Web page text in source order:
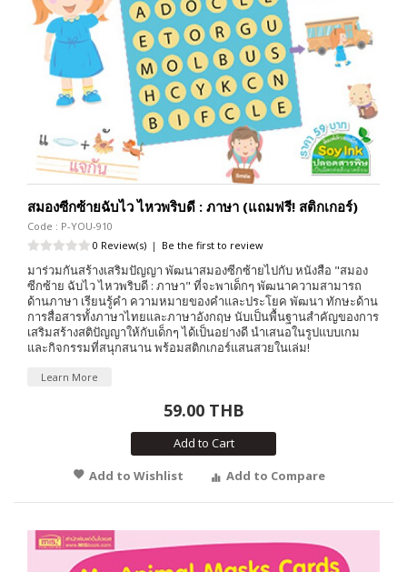
สมองซีกซ้ายฉับไว ไหวพริบดี : ภาษา (แถมฟรี! สติกเกอร์)
Code : P-YOU-910
0 Review(s) | Be the first to review
มาร่วมกันสร้างเสริมปัญญา พัฒนาสมองซีกซ้ายไปกับ หนังสือ "สมอง
ซีกซ้าย ฉับไว ไหวพริบดี : ภาษา" ที่จะพาเด็กๆ พัฒนาความสามารถ
ด้านภาษา เรียนรู้คำ ความหมายของคำและประโยค พัฒนา ทักษะด้าน
การสื่อสารทั้งภาษาไทยและภาษาอังกฤษ นับเป็นพื้นฐานสำคัญของการ
เสริมสร้างสติปัญญาให้กับเด็กๆ ได้เป็นอย่างดี นำเสนอในรูปแบบเกม
และกิจกรรมที่สนุกสนาน พร้อมสติกเกอร์แสนสวยในเล่ม!
Learn More
59.00 THB
Add to Cart
Add to Wishlist
Add to Compare